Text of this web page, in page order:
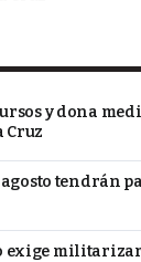
y dona
Cruz
tendrán
exige